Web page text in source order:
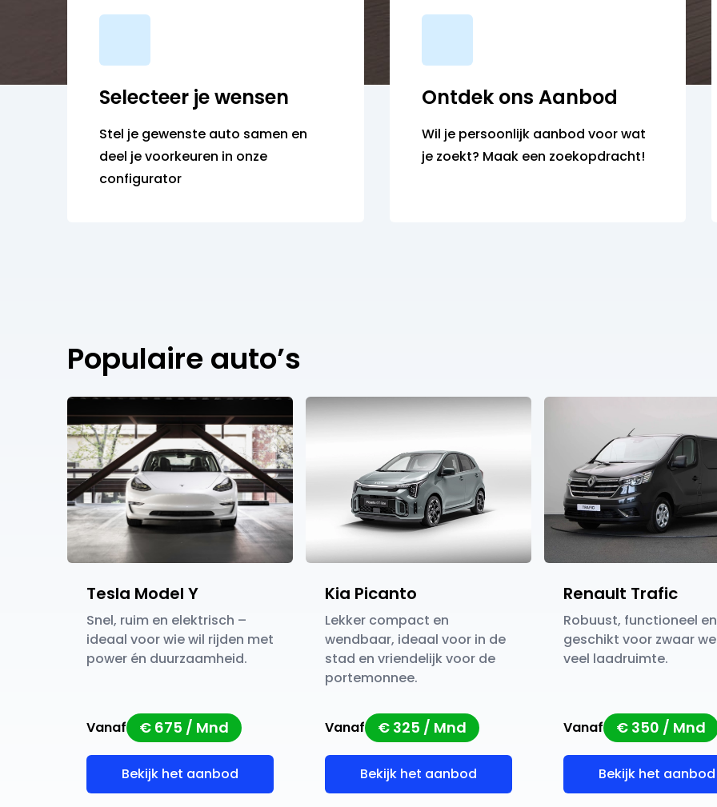
Selecteer je wensen
Stel je gewenste auto samen en
deel je voorkeuren in onze
configurator
Ontdek ons Aanbod
Wil je persoonlijk aanbod voor wat
je zoekt? Maak een zoekopdracht!
Populaire auto’s
Tesla Model Y
Snel, ruim en elektrisch –
ideaal voor wie wil rijden met
power én duurzaamheid.
Vanaf € 675 / Mnd
Bekijk het aanbod
Kia Picanto
Lekker compact en
wendbaar, ideaal voor in de
stad en vriendelijk voor de
portemonnee.
Vanaf € 325 / Mnd
Bekijk het aanbod
Renault Trafic
Robuust, functioneel
geschikt voor zwaar
veel laadruimte.
Vanaf € 350 / Mnd
Bekijk het aanbod